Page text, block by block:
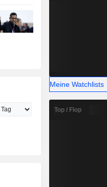
Meine Watchlists
Top / Flop